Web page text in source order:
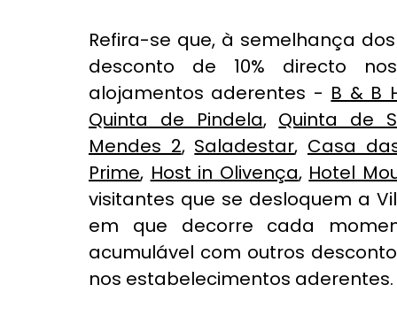
Refira-se que, à semelhança
desconto de 10% directo
alojamentos aderentes - B & B
Quinta de Pindela, Quinta de
Mendes 2, Saladestar, Casa
Prime, Host in Olivença, Hotel
visitantes que se desloquem a
em que decorre cada
acumulável com outros
nos estabelecimentos aderentes.